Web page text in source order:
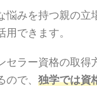
悩みを持つ親の立
用できます。
セラー資格の取得
で、 独学では資